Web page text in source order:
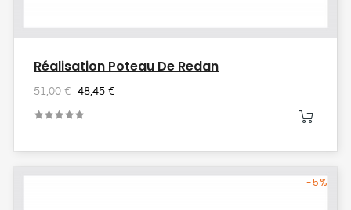
Réalisation Poteau De Redan
51,00 € 48,45 €
-5%